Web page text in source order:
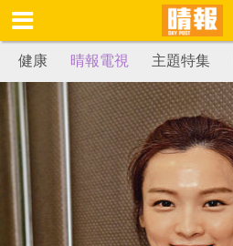
健康 晴報電視 主題特集